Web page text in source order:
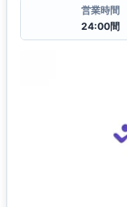
営業時間
24:00間